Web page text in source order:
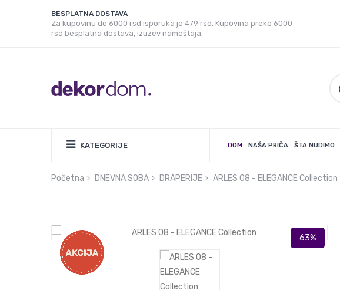
BESPLATNA DOSTAVA
Za kupovinu do 6000 rsd isporuka je 479 rsd. Kupovina preko 6000
rsd besplatna dostava, izuzev nameštaja.
KATEGORIJE DOM NAŠA PRIČA ŠTA NUDIMO
Početna DNEVNA SOBA DRAPERIJE ARLES 08 - ELEGANCE Collection